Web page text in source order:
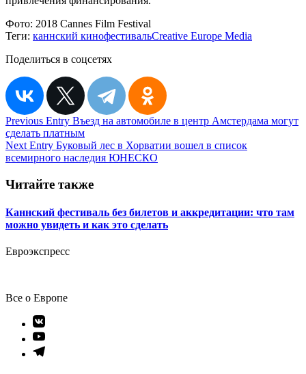
Фото: 2018 Cannes Film Festival
Теги: каннский кинофестивальCreative Europe Media
Поделиться в соцсетях
Навигация
по
записям
Previous Entry Въезд на автомобиле в центр Амстердама могут
сделать платным
Next Entry Буковый лес в Хорватии вошел в список
всемирного наследия ЮНЕСКО
Читайте также
Каннский фестиваль без билетов и аккредитации: что там
можно увидеть и как это сделать
Евроэкспресс
Все о Европе
Элемент
меню
Элемент
меню
Элемент